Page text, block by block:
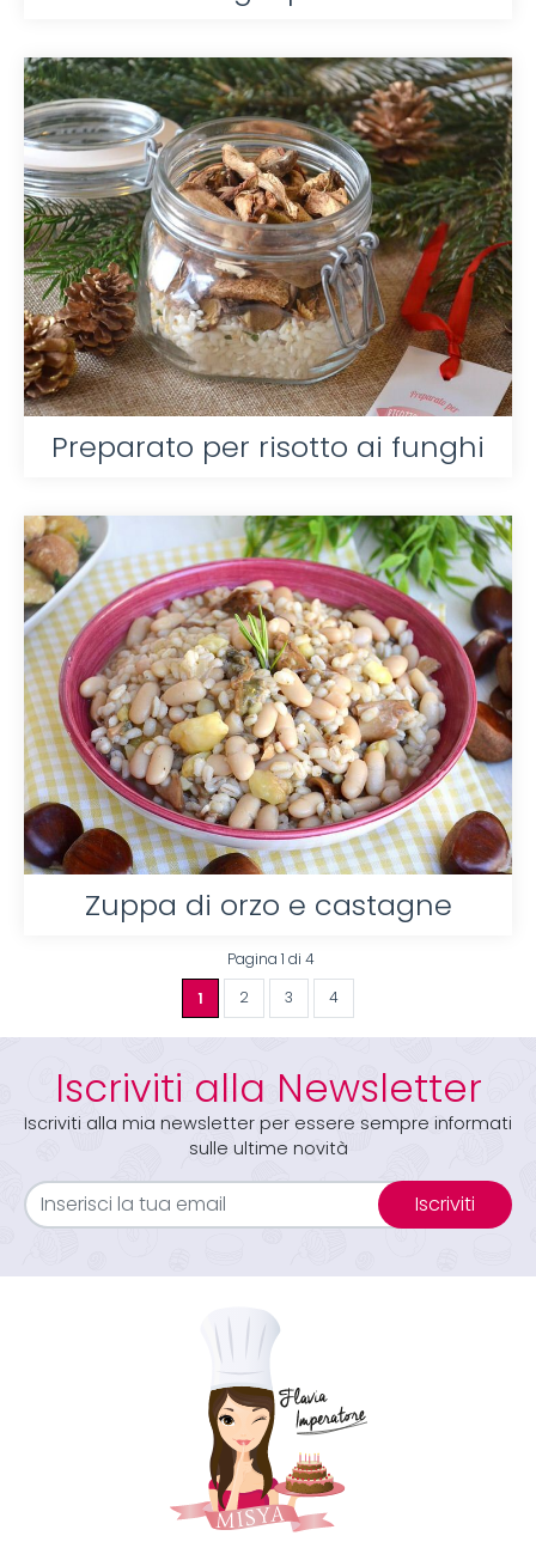
Preparato per risotto ai funghi
Zuppa di orzo e castagne
Pagina 1 di 4
1 2 3 4
Iscriviti alla Newsletter
Iscriviti alla mia newsletter per essere sempre informati
sulle ultime novità
Iscriviti